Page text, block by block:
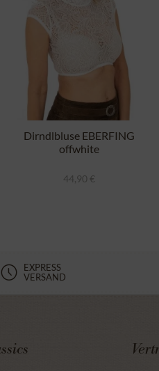
Dirndlbluse EBERFING
offwhite
44,90 €
EXPRESS
VERSAND